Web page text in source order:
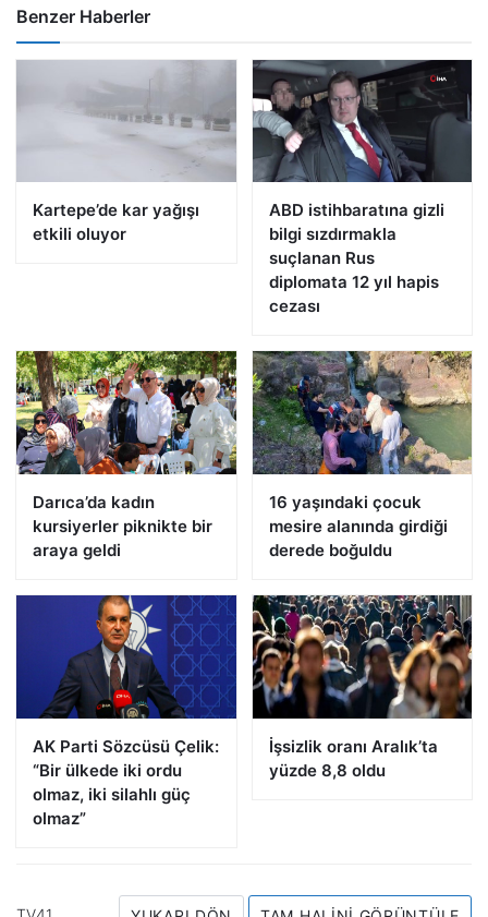
Benzer Haberler
Kartepe’de kar yağışı
etkili oluyor
ABD istihbaratına gizli
bilgi sızdırmakla
suçlanan Rus
diplomata 12 yıl hapis
cezası
Darıca’da kadın
kursiyerler piknikte bir
araya geldi
16 yaşındaki çocuk
mesire alanında girdiği
derede boğuldu
AK Parti Sözcüsü Çelik:
“Bir ülkede iki ordu
olmaz, iki silahlı güç
olmaz”
İşsizlik oranı Aralık’ta
yüzde 8,8 oldu